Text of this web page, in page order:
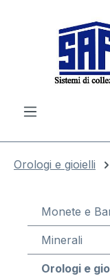
Orologi e gioielli
Monete e
Minerali
Orologi e